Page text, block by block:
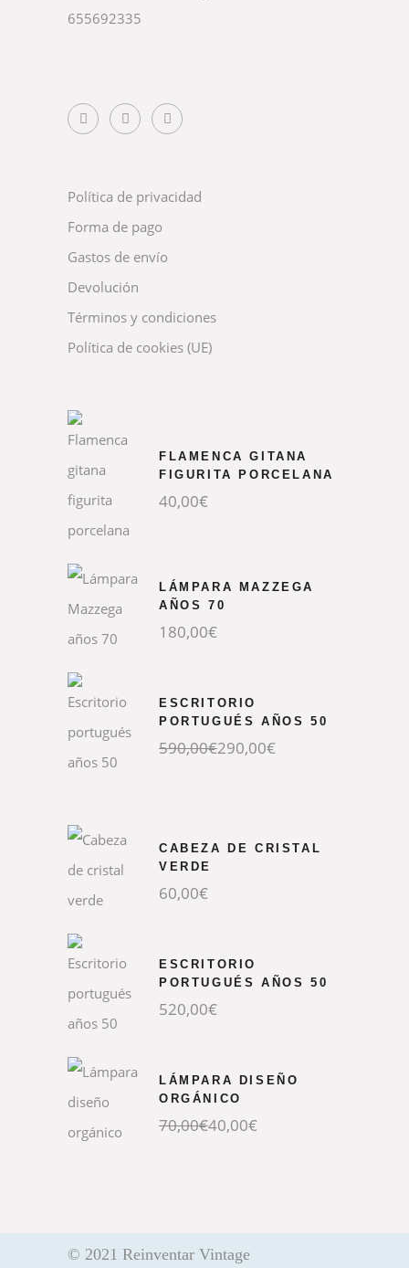
655692335
Política de privacidad
Forma de pago
Gastos de envío
Devolución
Términos y condiciones
Política de cookies (UE)
FLAMENCA GITANA
FIGURITA PORCELANA
40,00€
LÁMPARA MAZZEGA
AÑOS 70
180,00€
ESCRITORIO
PORTUGUÉS AÑOS 50
590,00€290,00€
CABEZA DE CRISTAL
VERDE
60,00€
ESCRITORIO
PORTUGUÉS AÑOS 50
520,00€
LÁMPARA DISEÑO
ORGÁNICO
70,00€40,00€
© 2021 Reinventar Vintage